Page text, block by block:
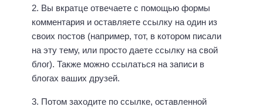
2. Вы вкратце отвечаете с помощью формы
комментария и оставляете ссылку на один из
своих постов (например, тот, в котором писали
на эту тему, или просто даете ссылку на свой
блог). Также можно ссылаться на записи в
блогах ваших друзей.
3. Потом заходите по ссылке, оставленной